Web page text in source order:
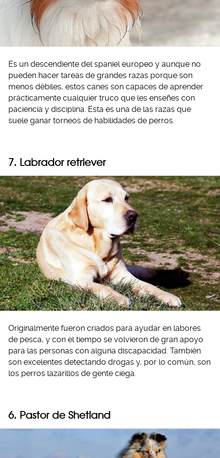
Es un descendiente del spaniel europeo y aunque no
pueden hacer tareas de grandes razas porque son
menos débiles, estos canes son capaces de aprender
prácticamente cualquier truco que les enseñes con
paciencia y disciplina. Esta es una de las razas que
suele ganar torneos de habilidades de perros.
7. Labrador retriever
Originalmente fueron criados para ayudar en labores
de pesca, y con el tiempo se volvieron de gran apoyo
para las personas con alguna discapacidad. También
son excelentes detectando drogas y, por lo común, son
los perros lazarillos de gente ciega.
6. Pastor de Shetland